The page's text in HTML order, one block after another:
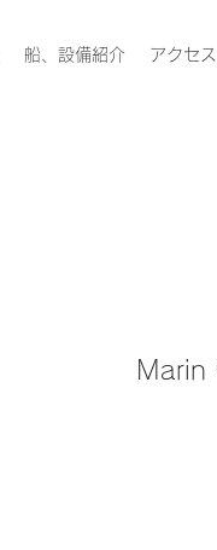
船、設備紹介 アクセス